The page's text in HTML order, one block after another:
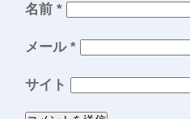
名前 *
メール *
サイト